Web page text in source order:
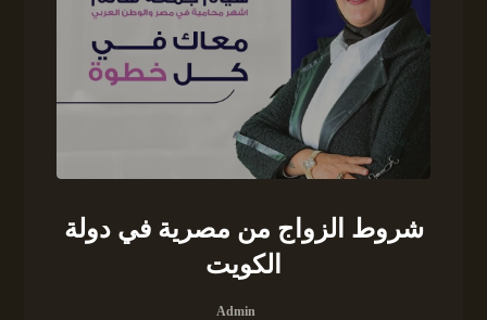
شروط الزواج من مصرية في دولة
الكويت
Admin